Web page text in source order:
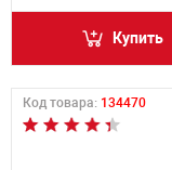
Купить
Код товара: 134470